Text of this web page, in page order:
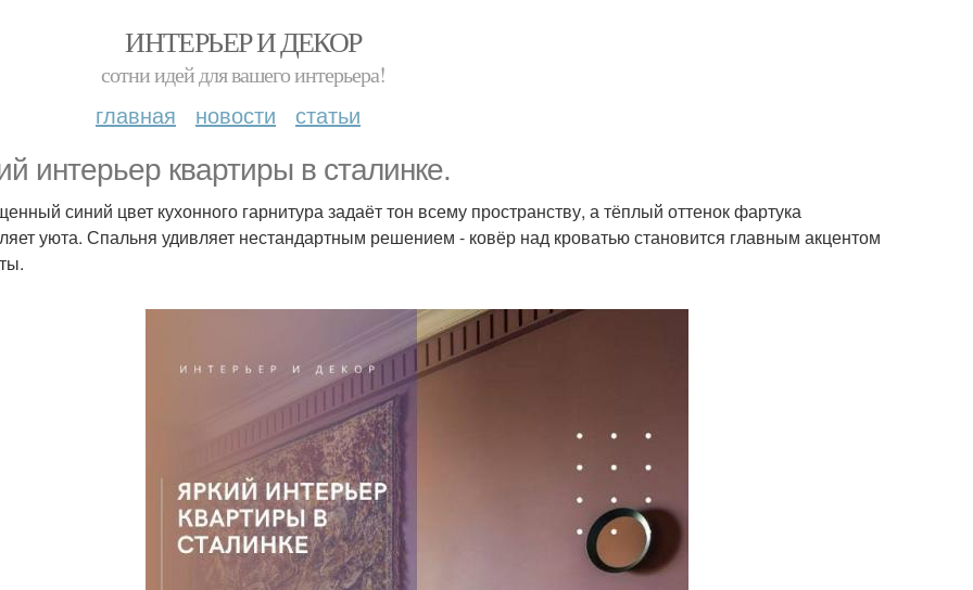
ИНТЕРЬЕР И ДЕКОР
сотни идей для вашего интерьера!
главная новости статьи
интерьер квартиры в сталинке.
синий цвет кухонного гарнитура задаёт тон всему пространству, а тёплый оттенок фартука
уюта. Спальня удивляет нестандартным решением - ковёр над кроватью становится главным акцентом